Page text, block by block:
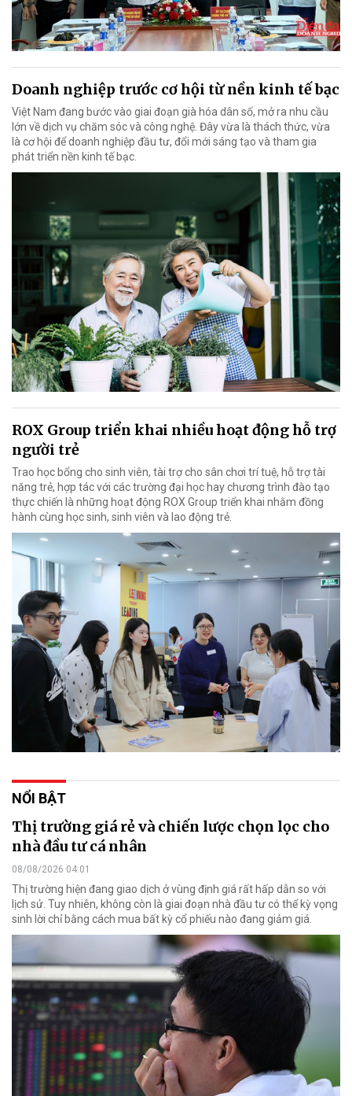
Doanh nghiệp trước cơ hội từ nền kinh tế bạc
Việt Nam đang bước vào giai đoạn già hóa dân số, mở ra nhu cầu
lớn về dịch vụ chăm sóc và công nghệ. Đây vừa là thách thức, vừa
là cơ hội để doanh nghiệp đầu tư, đổi mới sáng tạo và tham gia
phát triển nền kinh tế bạc.
ROX Group triển khai nhiều hoạt động hỗ trợ
người trẻ
Trao học bổng cho sinh viên, tài trợ cho sân chơi trí tuệ, hỗ trợ tài
năng trẻ, hợp tác với các trường đại học hay chương trình đào tạo
thực chiến là những hoạt động ROX Group triển khai nhằm đồng
hành cùng học sinh, sinh viên và lao động trẻ.
NỔI BẬT
Thị trường giá rẻ và chiến lược chọn lọc cho
nhà đầu tư cá nhân
08/08/2026 04:01
Thị trường hiện đang giao dịch ở vùng định giá rất hấp dẫn so với
lịch sử. Tuy nhiên, không còn là giai đoạn nhà đầu tư có thể kỳ vọng
sinh lời chỉ bằng cách mua bất kỳ cổ phiếu nào đang giảm giá.